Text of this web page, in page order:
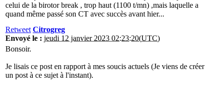
celui de la birotor break , trop haut (1100 t/mn) ,mais laquelle a
quand même passé son CT avec succès avant hier...
Retweet Citrogreg
Envoyé le : jeudi 12 janvier 2023 02:23:20(UTC)
Bonsoir.
Je lisais ce post en rapport à mes soucis actuels (Je viens de créer
un post à ce sujet à l'instant).